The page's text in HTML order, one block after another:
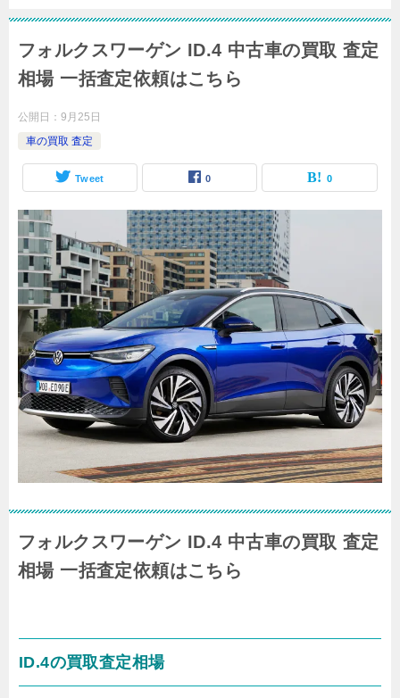
フォルクスワーゲン ID.4 中古車の買取 査定
相場 一括査定依頼はこちら
公開日： 9月25日
車の買取 査定
Tweet 0 0
フォルクスワーゲン ID.4 中古車の買取 査定
相場 一括査定依頼はこちら
ID.4の買取査定相場